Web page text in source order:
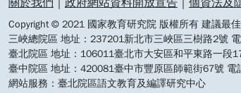
關於我們 政府網站資料開放宣告 個資法及
Copyright © 2021 國家教育研究院 版權所有 建議最
三峽總院區 地址：237201新北市三峽區三樹路2號
臺北院區 地址：106011臺北市大安區和平東路一段
臺中院區 地址：420081臺中市豐原區師範街67號
網站服務：臺北院區語文教育及編譯研究中心